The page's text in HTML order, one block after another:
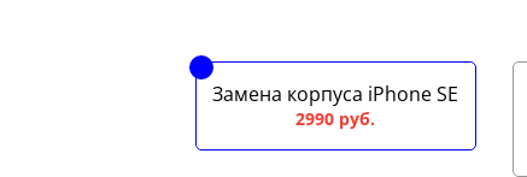
Замена корпуса iPhone SE
2990 руб.